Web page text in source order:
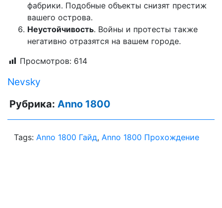
фабрики. Подобные объекты снизят престиж
вашего острова.
Неустойчивость. Войны и протесты также
негативно отразятся на вашем городе.
Просмотров: 614
Nevsky
Рубрика: Anno 1800
Tags: Anno 1800 Гайд, Anno 1800 Прохождение